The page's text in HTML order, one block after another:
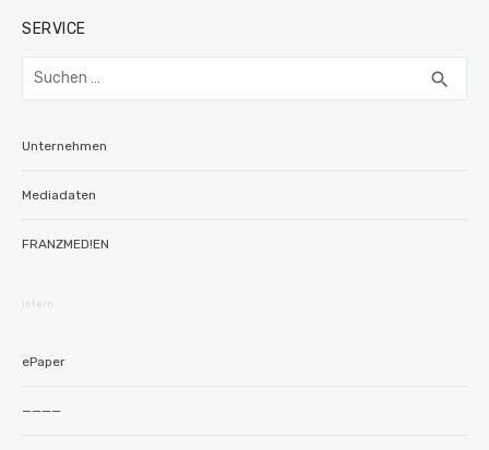
SERVICE
Suchen
search
Unternehmen
Mediadaten
FRANZMED!EN
intern
ePaper
————